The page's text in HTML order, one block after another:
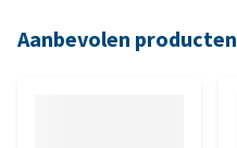
Aanbevolen producten